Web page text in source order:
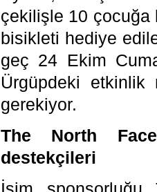
çekilişle 10 çocuğa
bisikleti hediye
geç 24 Ekim
Ürgüpdeki etkinlik
gerekiyor.
The North
destekçileri